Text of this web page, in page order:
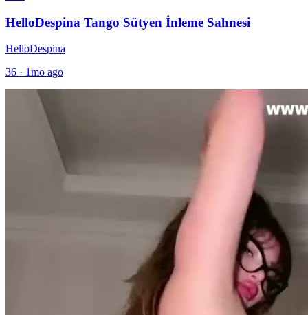
HelloDespina Tango Sütyen İnleme Sahnesi
HelloDespina
36 · 1mo ago